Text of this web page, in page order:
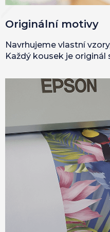
Originální motivy
Navrhujeme vlastní
Každý kousek je